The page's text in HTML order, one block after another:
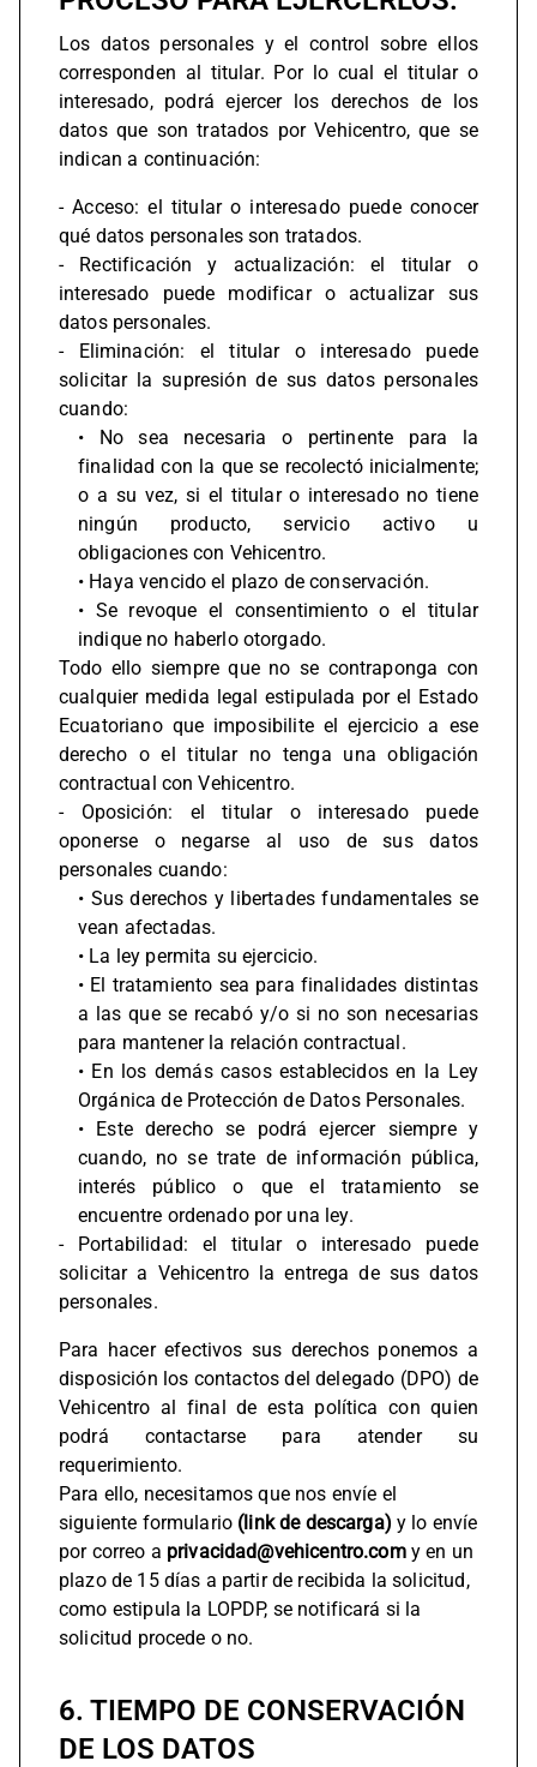
Los datos personales y el control sobre ellos
corresponden al titular. Por lo cual el titular o
interesado, podrá ejercer los derechos de los
datos que son tratados por Vehicentro, que se
indican a continuación:
- Acceso: el titular o interesado puede conocer
qué datos personales son tratados.
- Rectificación y actualización: el titular o
interesado puede modificar o actualizar sus
datos personales.
- Eliminación: el titular o interesado puede
solicitar la supresión de sus datos personales
cuando:
• No sea necesaria o pertinente para la
finalidad con la que se recolectó inicialmente;
o a su vez, si el titular o interesado no tiene
ningún producto, servicio activo u
obligaciones con Vehicentro.
• Haya vencido el plazo de conservación.
• Se revoque el consentimiento o el titular
indique no haberlo otorgado.
Todo ello siempre que no se contraponga con
cualquier medida legal estipulada por el Estado
Ecuatoriano que imposibilite el ejercicio a ese
derecho o el titular no tenga una obligación
contractual con Vehicentro.
- Oposición: el titular o interesado puede
oponerse o negarse al uso de sus datos
personales cuando:
• Sus derechos y libertades fundamentales se
vean afectadas.
• La ley permita su ejercicio.
• El tratamiento sea para finalidades distintas
a las que se recabó y/o si no son necesarias
para mantener la relación contractual.
• En los demás casos establecidos en la Ley
Orgánica de Protección de Datos Personales.
• Este derecho se podrá ejercer siempre y
cuando, no se trate de información pública,
interés público o que el tratamiento se
encuentre ordenado por una ley.
- Portabilidad: el titular o interesado puede
solicitar a Vehicentro la entrega de sus datos
personales.
Para hacer efectivos sus derechos ponemos a
disposición los contactos del delegado (DPO) de
Vehicentro al final de esta política con quien
podrá contactarse para atender su
requerimiento.
Para ello, necesitamos que nos envíe el
siguiente formulario (link de descarga) y lo envíe
por correo a privacidad@vehicentro.com y en un
plazo de 15 días a partir de recibida la solicitud,
como estipula la LOPDP, se notificará si la
solicitud procede o no.
6. TIEMPO DE CONSERVACIÓN
DE LOS DATOS